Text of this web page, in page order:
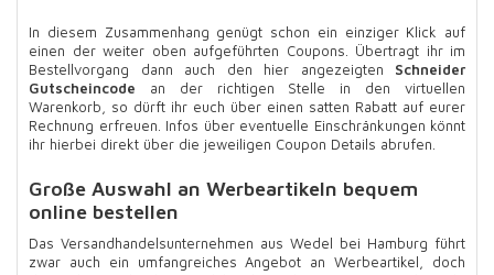
In diesem Zusammenhang genügt schon ein einziger Klick auf
einen der weiter oben aufgeführten Coupons. Übertragt ihr im
Bestellvorgang dann auch den hier angezeigten Schneider
Gutscheincode an der richtigen Stelle in den virtuellen
Warenkorb, so dürft ihr euch über einen satten Rabatt auf eurer
Rechnung erfreuen. Infos über eventuelle Einschränkungen könnt
ihr hierbei direkt über die jeweiligen Coupon Details abrufen.
Große Auswahl an Werbeartikeln bequem
online bestellen
Das Versandhandelsunternehmen aus Wedel bei Hamburg führt
zwar auch ein umfangreiches Angebot an Werbeartikel, doch